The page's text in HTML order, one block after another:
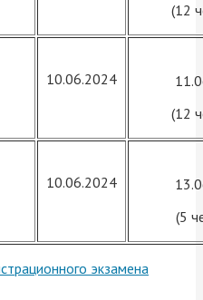
(12
10.06.2024
(12
10.06.2024
(5
экзамена